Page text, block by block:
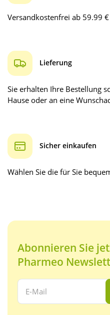
Versandkostenfrei ab 59.99
Lieferung
Sie erhalten Ihre Bestellung
Hause oder an eine
Sicher einkaufen
Wählen Sie die für Sie
Abonnieren Sie
Pharmeo
Ihre E-Mail Adresse: